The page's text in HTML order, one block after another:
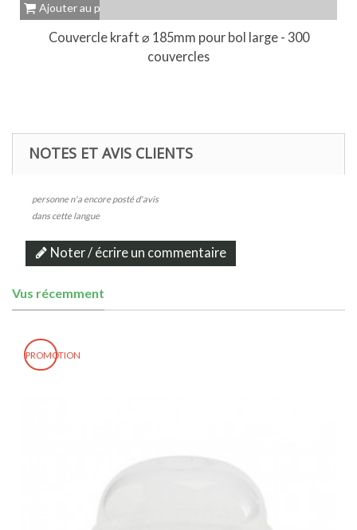
Ajouter au panier
Couvercle kraft ⌀ 185mm pour bol large - 300
couvercles
NOTES ET AVIS CLIENTS
personne n'a encore posté d'avis
dans cette langue
Noter / écrire un commentaire
Vus récemment
PROMOTION